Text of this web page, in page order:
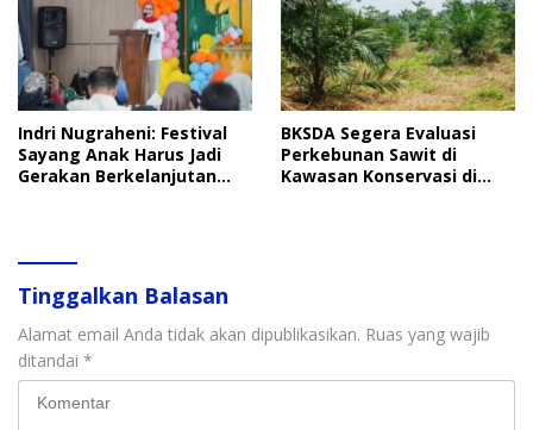
Indri Nugraheni: Festival
Sayang Anak Harus Jadi
Gerakan Berkelanjutan
BKSDA Segera Evaluasi
Perkebunan Sawit di
Kawasan Konservasi di
Tinggalkan Balasan
Alamat email Anda tidak akan dipublikasikan. Ruas yang wajib
ditandai *